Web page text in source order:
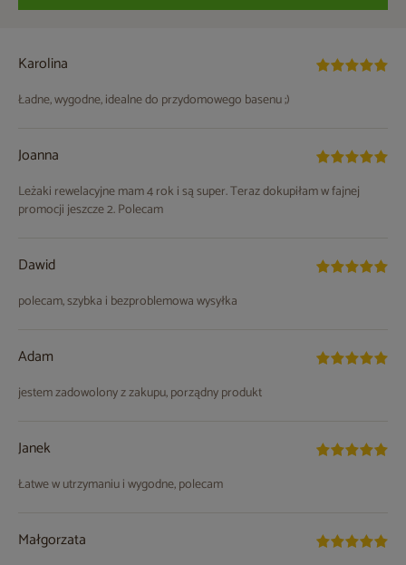
Karolina
Ładne, wygodne, idealne do przydomowego basenu ;)
Joanna
Leżaki rewelacyjne mam 4 rok i są super. Teraz dokupiłam w fajnej
promocji jeszcze 2. Polecam
Dawid
polecam, szybka i bezproblemowa wysyłka
Adam
jestem zadowolony z zakupu, porządny produkt
Janek
Łatwe w utrzymaniu i wygodne, polecam
Małgorzata